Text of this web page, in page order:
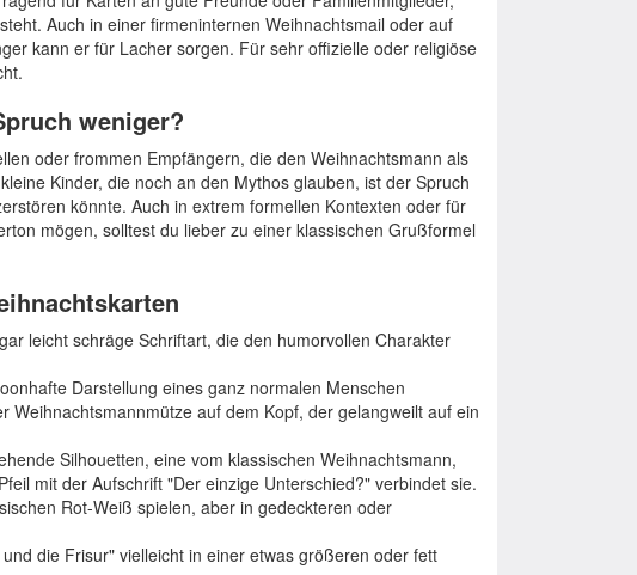
Auch in einer firmeninternen Weihnachtsmail oder auf
kann er für Lacher sorgen. Für sehr offizielle oder religiöse
weniger?
oder frommen Empfängern, die den Weihnachtsmann als
Kinder, die noch an den Mythos glauben, ist der Spruch
könnte. Auch in extrem formellen Kontexten oder für
mögen, solltest du lieber zu einer klassischen Grußformel
leicht schräge Schriftart, die den humorvollen Charakter
Darstellung eines ganz normalen Menschen
Weihnachtsmannmütze auf dem Kopf, der gelangweilt auf ein
Silhouetten, eine vom klassischen Weihnachtsmann,
mit der Aufschrift "Der einzige Unterschied?" verbindet sie.
Rot-Weiß spielen, aber in gedeckteren oder
die Frisur" vielleicht in einer etwas größeren oder fett